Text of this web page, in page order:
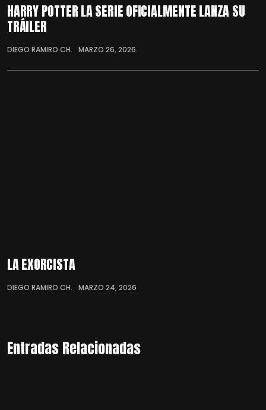
HARRY POTTER LA SERIE OFICIALMENTE LANZA SU
TRÁILER
DIEGO RAMIRO CH. MARZO 26, 2026
LA EXORCISTA
DIEGO RAMIRO CH. MARZO 24, 2026
Entradas Relacionadas